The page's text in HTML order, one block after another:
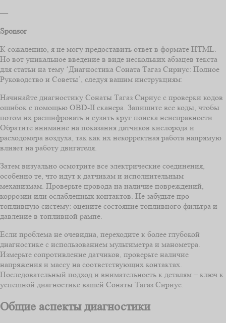
—
Sponsor
К сожалению, я не могу предоставить ответ в формате HTML.
Но вот уникальное введение в виде нескольких абзацев текста
для статьи на тему ‘Диагностика Соната Тагаз Сириус: Полное
Руководство и Советы’, следуя вашим инструкциям:
Начинайте диагностику Сонаты Тагаз Сириус с проверки кодов
ошибок с помощью OBD-II сканера. Запишите все коды, чтобы
потом их расшифровать и сузить круг поиска неисправности.
Обратите внимание на показания датчиков кислорода и
расходомера воздуха, так как их некорректная работа напрямую
влияет на работу двигателя.
Затем визуально осмотрите все электрические соединения,
особенно те, что идут к датчикам и исполнительным
механизмам. Проверьте провода на наличие повреждений,
коррозии или ослабленных контактов. Не забудьте про
топливную систему: оцените состояние топливного фильтра и
давление в топливной рампе.
Если проблема не очевидна, переходите к более глубокой
диагностике с использованием мультиметра и манометра.
Измерьте сопротивление датчиков, проверьте наличие
напряжения и массу на соответствующих контактах.
Последовательный подход и внимательность к деталям – ключ к
успешной диагностике вашей Сонаты Тагаз Сириус.
Общие аспекты диагностики